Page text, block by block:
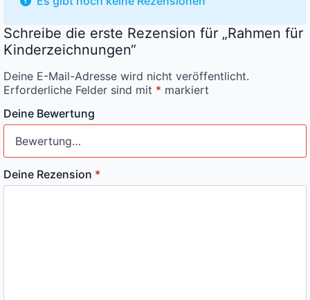
Schreibe die erste Rezension für „Rahmen für
Kinderzeichnungen“
Deine E-Mail-Adresse wird nicht veröffentlicht.
Erforderliche Felder sind mit * markiert
Deine Bewertung
Deine Rezension *